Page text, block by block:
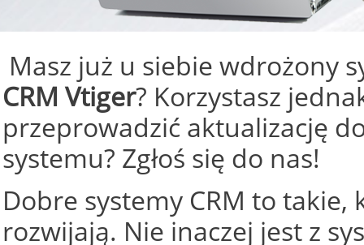
CRM
CUSTOMER RELATIONSHIP MANAGEMENT
czytaj więcej >>
CRM
Masz już u siebie wdrożony
CRM Vtiger? Korzystasz
przeprowadzić aktualizację
systemu? Zgłoś się do nas!
Dobre systemy CRM to
rozwijają. Nie inaczej jest z